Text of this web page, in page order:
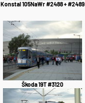
Konstal 105NaWr #2488 + #2489
Škoda 19T #3120